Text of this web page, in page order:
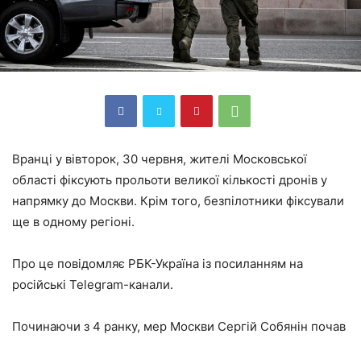
Вранці у вівторок, 30 червня, жителі Московської
області фіксують прольоти великої кількості дронів у
напрямку до Москви. Крім того, безпілотники фіксували
ще в одному регіоні.
Про це повідомляє РБК-Україна із посиланням на
російські Telegram-канали.
Починаючи з 4 ранку, мер Москви Сергій Собянін почав